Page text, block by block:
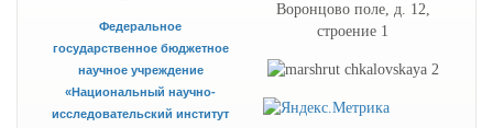
Федеральное
государственное бюджетное
научное учреждение
«Национальный научно-
исследовательский институт
Воронцово поле, д. 12,
строение 1